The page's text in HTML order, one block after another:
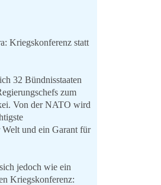
Kriegskonferenz statt
32 Bündnisstaaten
zum
Von der NATO wird
und ein Garant für
jedoch wie ein
Kriegskonferenz: